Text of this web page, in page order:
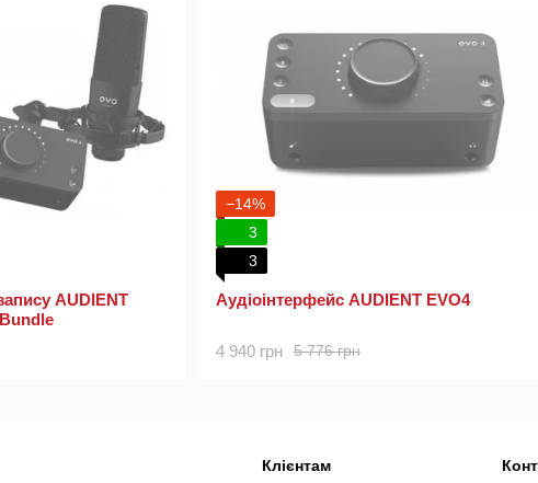
AUDIENT
−14%
3
3
Аудіоінтерфейс AUDIENT EVO4
5 776 грн
4 940 грн
Клієнтам